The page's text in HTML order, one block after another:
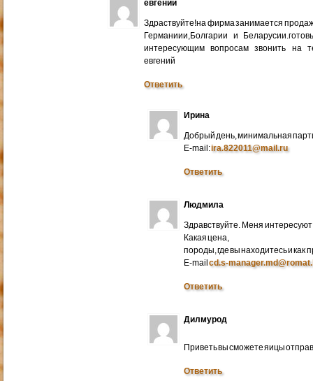
евгений
Здраствуйте!на фирма занимается
Германиии,Болгарии и
интересующим вопросам звонить на
евгений
Ответить
Ирина
Добрый день, минимальная
E-mail:ira.822011@mail.ru
Ответить
Людмила
Здравствуйте. Меня
Какая цена,
породы, где вы находитесь и как
E-mailcd.s-
Ответить
Дилмурод
Приветь вы сможете яицы
Ответить